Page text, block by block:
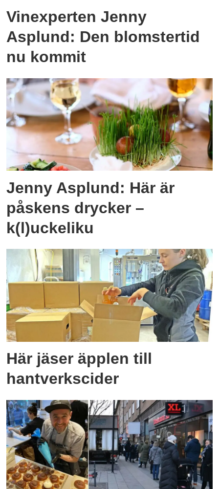
Vinexperten Jenny
Asplund: Den blomstertid
nu kommit
Jenny Asplund: Här är
påskens drycker –
k(l)uckeliku
Här jäser äpplen till
hantverkscider